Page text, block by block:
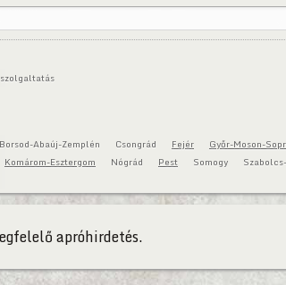
szolgaltatás
Borsod-Abaúj-Zemplén Csongrád Fejér
Győr-Moson-
Komárom-Esztergom Nógrád Pest Somogy
apróhirdetés.